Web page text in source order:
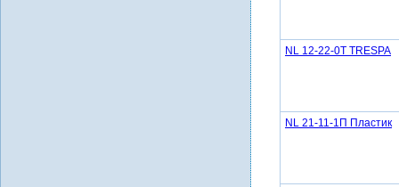
NL 12-22-0Т TRESPA
NL 21-11-1П Пластик